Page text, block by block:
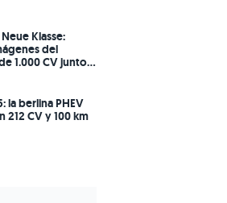
Klasse:
del
1.000 CV junto
la berlina PHEV
212 CV y 100 km